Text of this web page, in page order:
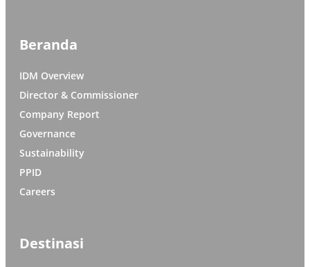
Beranda
IDM Overview
Director & Commissioner
Company Report
Governance
Sustainability
PPID
Careers
Destinasi